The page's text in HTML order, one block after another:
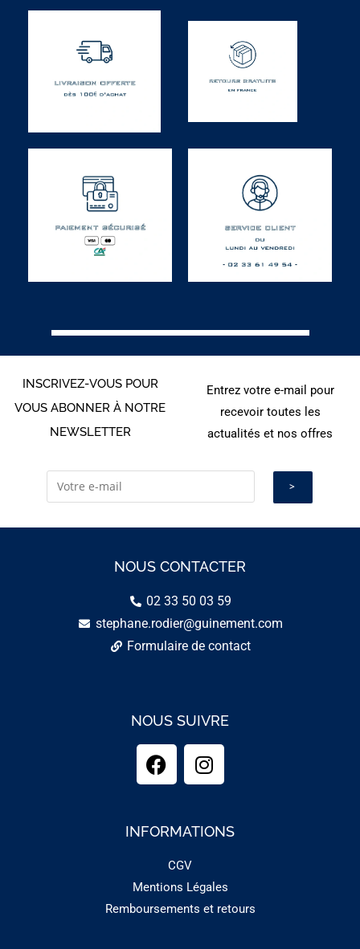
INSCRIVEZ-VOUS POUR
VOUS ABONNER À NOTRE
NEWSLETTER
Entrez votre e-mail pour
recevoir toutes les
actualités et nos offres
NOUS CONTACTER
02 33 50 03 59
stephane.rodier@guinement.com
Formulaire de contact
NOUS SUIVRE
INFORMATIONS
CGV
Mentions Légales
Remboursements et retours